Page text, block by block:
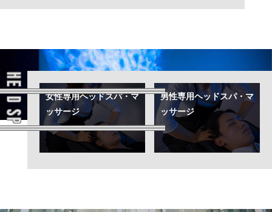
HEAD SPA 女性専用ヘッドスパ・マ
ッサージ
男性専用ヘッドスパ・マ
ッサージ